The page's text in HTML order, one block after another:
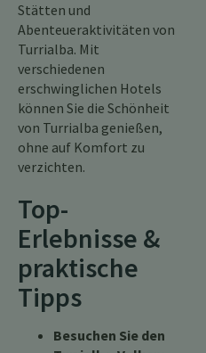
Stätten und
Abenteueraktivitäten von
Turrialba. Mit
verschiedenen
erschwinglichen Hotels
können Sie die Schönheit
von Turrialba genießen,
ohne auf Komfort zu
verzichten.
Top-
Erlebnisse &
praktische
Tipps
Besuchen Sie den